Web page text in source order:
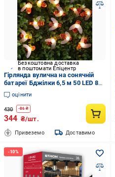
Безкоштовна доставка
в поштомати Епіцентр
Гірлянда вулична на сонячній
батареї Бджілки 6,5 м 50 LED 8
режимів Теплий білий
оцінити
430 -86 ₴
344 ₴/шт.
Привеземо Доставимо